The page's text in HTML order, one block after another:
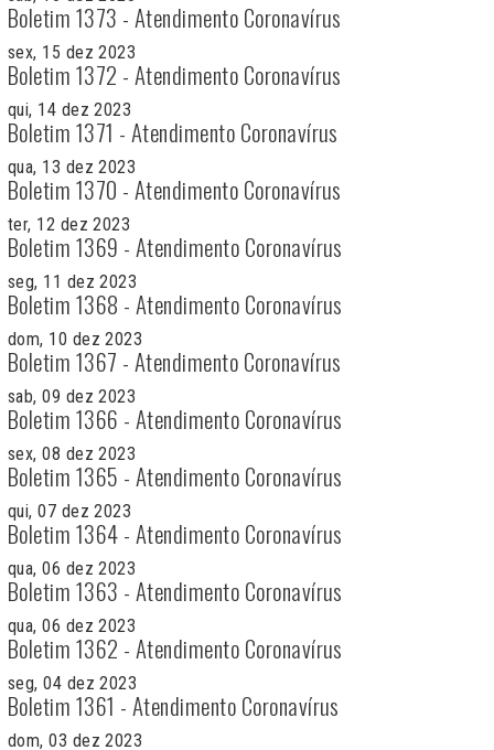
Boletim 1373 - Atendimento Coronavírus
sex, 15 dez 2023
Boletim 1372 - Atendimento Coronavírus
qui, 14 dez 2023
Boletim 1371 - Atendimento Coronavírus
qua, 13 dez 2023
Boletim 1370 - Atendimento Coronavírus
ter, 12 dez 2023
Boletim 1369 - Atendimento Coronavírus
seg, 11 dez 2023
Boletim 1368 - Atendimento Coronavírus
dom, 10 dez 2023
Boletim 1367 - Atendimento Coronavírus
sab, 09 dez 2023
Boletim 1366 - Atendimento Coronavírus
sex, 08 dez 2023
Boletim 1365 - Atendimento Coronavírus
qui, 07 dez 2023
Boletim 1364 - Atendimento Coronavírus
qua, 06 dez 2023
Boletim 1363 - Atendimento Coronavírus
qua, 06 dez 2023
Boletim 1362 - Atendimento Coronavírus
seg, 04 dez 2023
Boletim 1361 - Atendimento Coronavírus
dom, 03 dez 2023